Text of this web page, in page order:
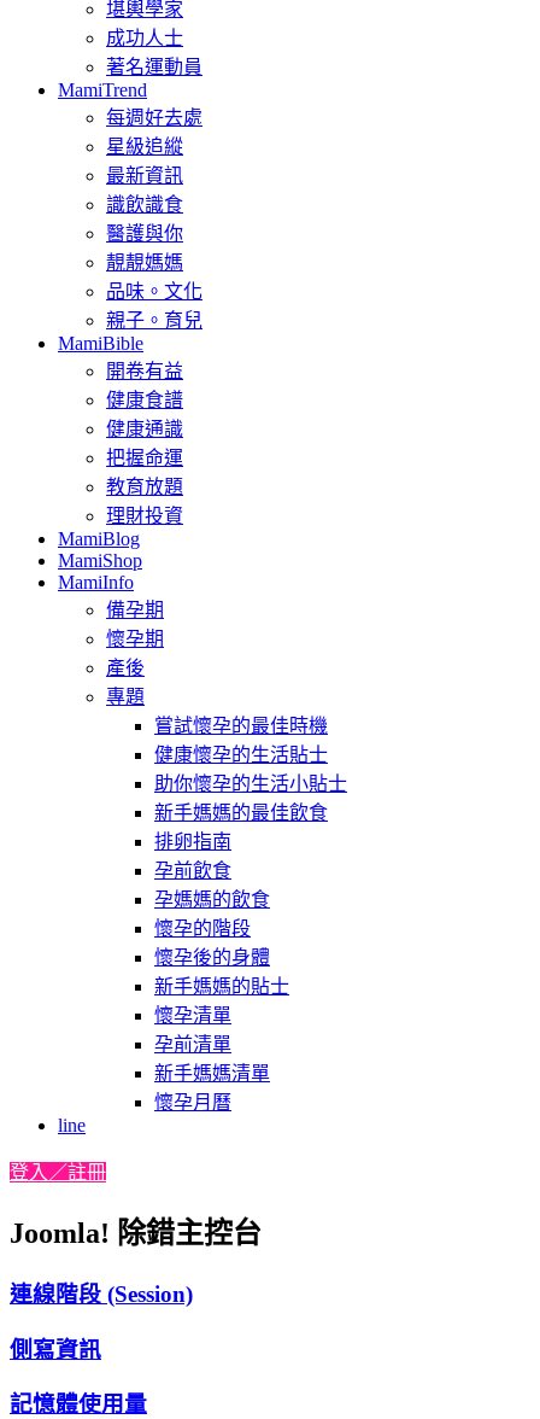
堪輿學家
成功人士
著名運動員
MamiTrend
每週好去處
星級追縱
最新資訊
識飲識食
醫護與你
靚靚媽媽
品味。文化
親子。育兒
MamiBible
開卷有益
健康食譜
健康通識
把握命運
教育放題
理財投資
MamiBlog
MamiShop
MamiInfo
備孕期
懷孕期
產後
專題
嘗試懷孕的最佳時機
健康懷孕的生活貼士
助你懷孕的生活小貼士
新手媽媽的最佳飲食
排卵指南
孕前飲食
孕媽媽的飲食
懷孕的階段
懷孕後的身體
新手媽媽的貼士
懷孕清單
孕前清單
新手媽媽清單
懷孕月曆
line
登入／註冊
Joomla! 除錯主控台
連線階段 (Session)
側寫資訊
記憶體使用量